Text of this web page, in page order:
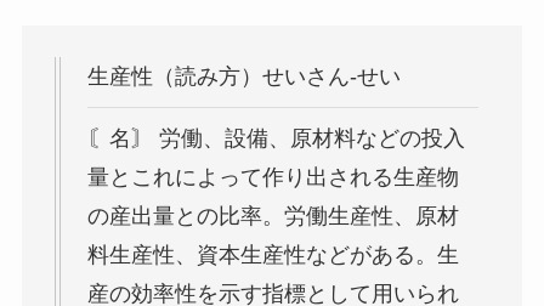
生産性（読み方）せいさん-せい
〘名〙 労働、設備、原材料などの投入
量とこれによって作り出される生産物
の産出量との比率。労働生産性、原材
料生産性、資本生産性などがある。生
産の効率性を示す指標として用いられ